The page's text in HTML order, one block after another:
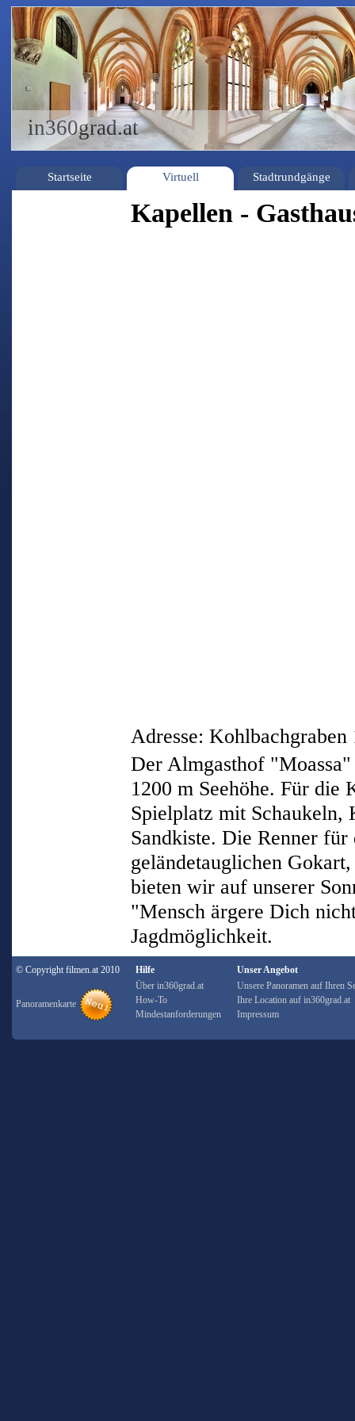
in360grad.at
Startseite Virtuell Stadtrundgänge
Kapellen -
Adresse:
Der Almgasthof
1200 m Seehöhe. Für die
Spielplatz mit Schaukeln,
Sandkiste. Die Renner
geländetauglichen
bieten wir auf unserer
"Mensch ärgere Dich
Jagdmöglichkeit.
© Copyright filmen.at 2010
Panoramenkarte
Hilfe
Über in360grad.at
How-To
Mindestanforderungen
Unser Angebot
Unsere Panoramen auf Ihren
Ihre Location auf in360grad.at
Impressum